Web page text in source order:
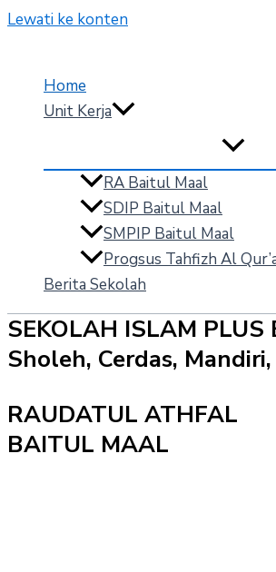
Lewati ke konten
Home
Unit Kerja
RA Baitul Maal
SDIP Baitul Maal
SMPIP Baitul Maal
Progsus Tahfizh Al
Berita Sekolah
SEKOLAH ISLAM
Sholeh, Cerdas,
RAUDATUL ATHFAL
BAITUL MAAL